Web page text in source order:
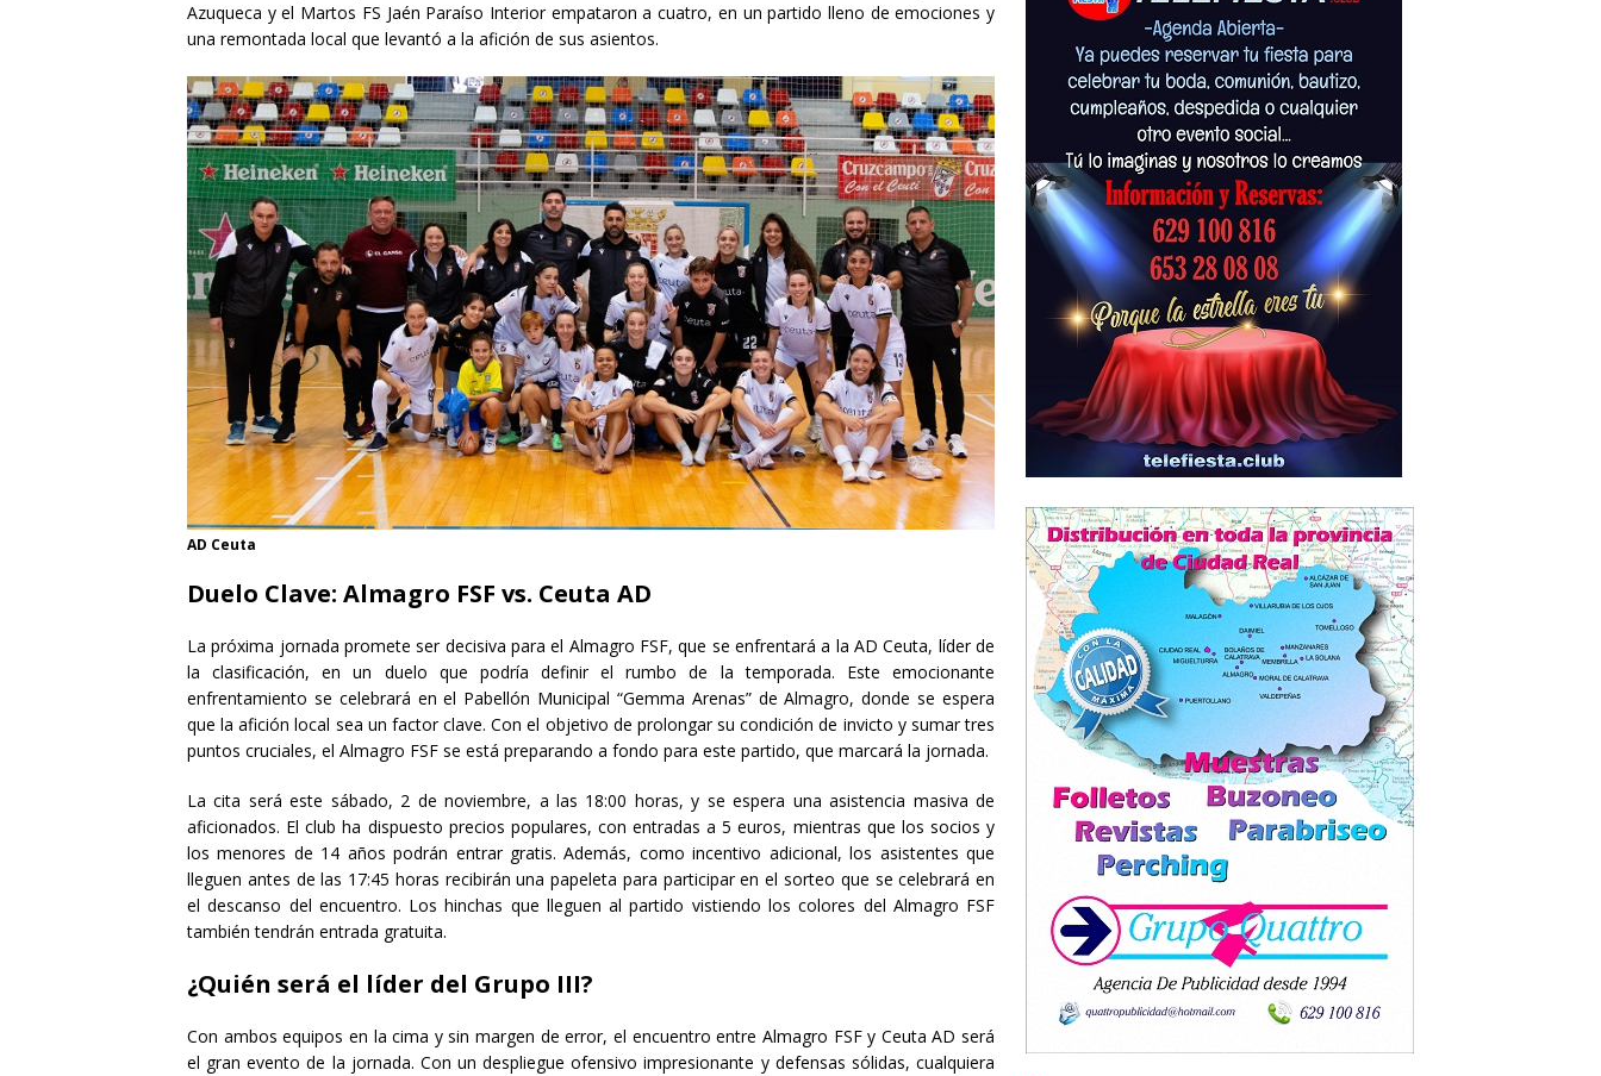
Azuqueca y el Martos FS Jaén Paraíso Interior empataron a cuatro, en un partido lleno de emociones y
una remontada local que levantó a la afición de sus asientos.
AD Ceuta
Duelo Clave: Almagro FSF vs. Ceuta AD
La próxima jornada promete ser decisiva para el Almagro FSF, que se enfrentará a la AD Ceuta, líder de
la clasificación, en un duelo que podría definir el rumbo de la temporada. Este emocionante
enfrentamiento se celebrará en el Pabellón Municipal “Gemma Arenas” de Almagro, donde se espera
que la afición local sea un factor clave. Con el objetivo de prolongar su condición de invicto y sumar tres
puntos cruciales, el Almagro FSF se está preparando a fondo para este partido, que marcará la jornada.
La cita será este sábado, 2 de noviembre, a las 18:00 horas, y se espera una asistencia masiva de
aficionados. El club ha dispuesto precios populares, con entradas a 5 euros, mientras que los socios y
los menores de 14 años podrán entrar gratis. Además, como incentivo adicional, los asistentes que
lleguen antes de las 17:45 horas recibirán una papeleta para participar en el sorteo que se celebrará en
el descanso del encuentro. Los hinchas que lleguen al partido vistiendo los colores del Almagro FSF
también tendrán entrada gratuita.
¿Quién será el líder del Grupo III?
Con ambos equipos en la cima y sin margen de error, el encuentro entre Almagro FSF y Ceuta AD será
el gran evento de la jornada. Con un despliegue ofensivo impresionante y defensas sólidas, cualquiera